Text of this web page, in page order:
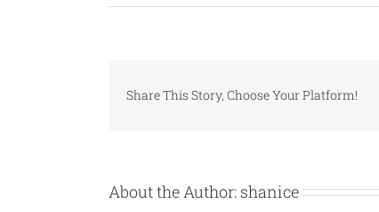
Share This Story, Choose Your Platform!
About the Author: shanice